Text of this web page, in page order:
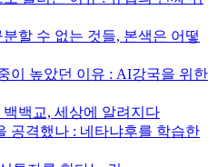
할 수 없는 것들, 본색은 어떻
이 높았던 이유 : AI강국을 위한
백교, 세상에 알려지다
공격했나 : 네타냐후를 학습한